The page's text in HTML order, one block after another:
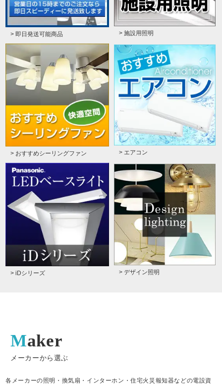
> 即日発送可能商品 > 施設用照明
> おすすめシーリングファン > エアコン
> iDシリーズ > デザイン照明
Maker
メーカーから選ぶ
各メーカーの照明・換気扇・インターホン・住宅火災報知器などの電設資